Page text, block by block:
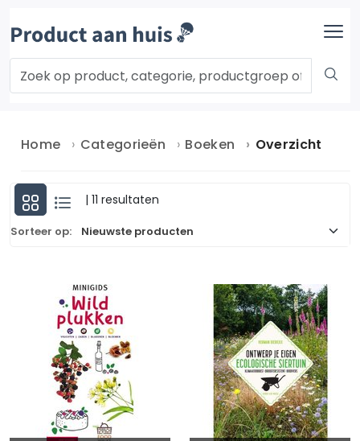
Home Categorieën Boeken Overzicht
| 11 resultaten
Sorteer op: